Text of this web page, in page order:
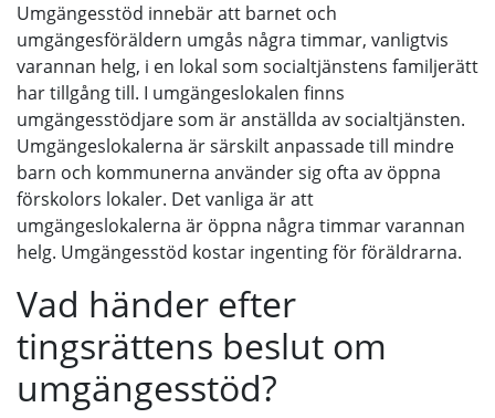
Umgängesstöd innebär att barnet och
umgängesföräldern umgås några timmar, vanligtvis
varannan helg, i en lokal som socialtjänstens familjerätt
har tillgång till. I umgängeslokalen finns
umgängesstödjare som är anställda av socialtjänsten.
Umgängeslokalerna är särskilt anpassade till mindre
barn och kommunerna använder sig ofta av öppna
förskolors lokaler. Det vanliga är att
umgängeslokalerna är öppna några timmar varannan
helg. Umgängesstöd kostar ingenting för föräldrarna.
Vad händer efter
tingsrättens beslut om
umgängesstöd?